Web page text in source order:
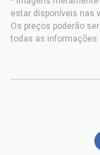
estar disponíveis nas
Os preços poderão
todas as informações